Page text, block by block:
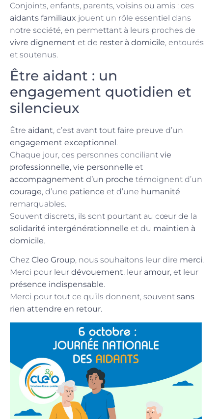
Conjoints, enfants, parents, voisins ou amis : ces
aidants familiaux jouent un rôle essentiel dans
notre société, en permettant à leurs proches de
vivre dignement et de rester à domicile, entourés
et soutenus.
Être aidant : un
engagement quotidien et
silencieux
Être aidant, c’est avant tout faire preuve d’un
engagement exceptionnel.
Chaque jour, ces personnes conciliant vie
professionnelle, vie personnelle et
accompagnement d’un proche témoignent d’un
courage, d’une patience et d’une humanité
remarquables.
Souvent discrets, ils sont pourtant au cœur de la
solidarité intergénérationnelle et du maintien à
domicile.
Chez Cleo Group, nous souhaitons leur dire merci.
Merci pour leur dévouement, leur amour, et leur
présence indispensable.
Merci pour tout ce qu’ils donnent, souvent sans
rien attendre en retour.